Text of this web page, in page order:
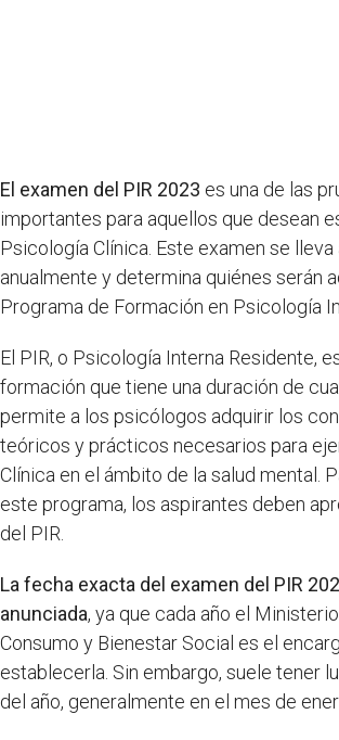
El examen del PIR 2023 es una de las
importantes para aquellos que desean
Psicología Clínica. Este examen se lleva
anualmente y determina quiénes serán
Programa de Formación en Psicología
El PIR, o Psicología Interna Residente,
formación que tiene una duración de
permite a los psicólogos adquirir los
teóricos y prácticos necesarios para
Clínica en el ámbito de la salud mental.
este programa, los aspirantes deben
del PIR.
La fecha exacta del examen del PIR
anunciada, ya que cada año el
Consumo y Bienestar Social es el
establecerla. Sin embargo, suele tener
del año, generalmente en el mes de